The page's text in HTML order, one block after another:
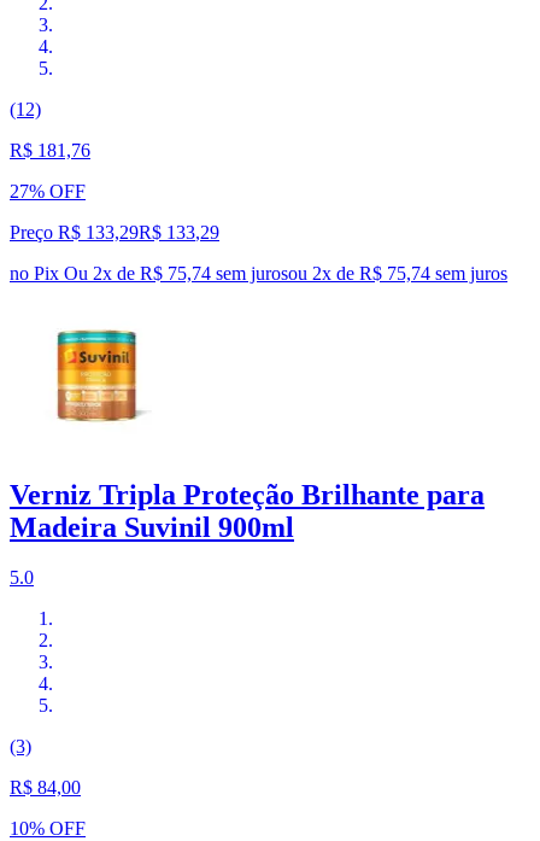
(12)
R$ 181,76
27% OFF
Preço R$ 133,29R$ 133,29
no Pix Ou 2x de R$ 75,74 sem jurosou 2x de R$ 75,74 sem juros
Verniz Tripla Proteção Brilhante para
Madeira Suvinil 900ml
5.0
(3)
R$ 84,00
10% OFF